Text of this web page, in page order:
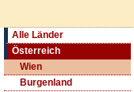
Alle Länder
Österreich
Wien
Burgenland